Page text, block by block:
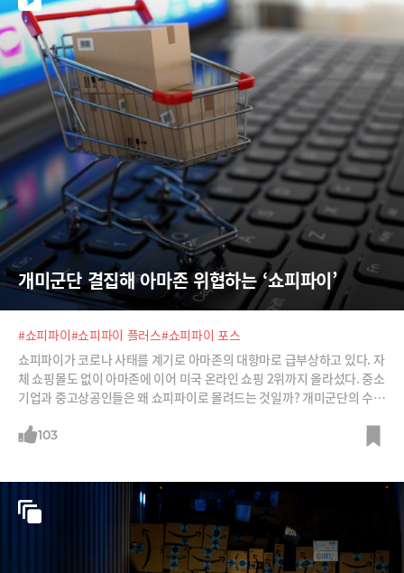
개미군단 결집해 아마존 위협하는 ‘쇼피파이’
#쇼피파이#쇼피파이 플러스#쇼피파이 포스
쇼피파이가 코로나 사태를 계기로 아마존의 대항마로 급부상하고 있다. 자
체 쇼핑몰도 없이 아마존에 이어 미국 온라인 쇼핑 2위까지 올라섰다. 중소
기업과 중고상공인들은 왜 쇼피파이로 몰려드는 것일까? 개미군단의 수장
103